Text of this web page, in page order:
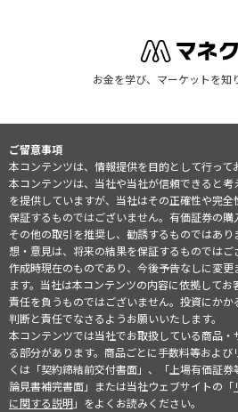
お金を学び、マーケットを知
ご留意事項
本コンテンツは、情報提供を目的として行って
本コンテンツは、当社や当社が信頼できると
を提供していますが、当社はその正確性や完
保証するものではございません。有価証券の購
その他の取引を推奨し、勧誘するものではあ
想・意見は、将来の結果を保証するものでは
作成時現在のものであり、今後予告なしに変
ます。当社は本コンテンツの内容に依拠して
責任を負うものではございません。投資にか
判断と責任でなさるようお願いいたします。
本コンテンツでは当社でお取扱している商品
る部分があります。商品ごとに手数料等およ
くは「契約締結前交付書面」、「上場有価証
論見書補完書面」または当社ウェブサイトの「
に関する説明」をよくお読みください。